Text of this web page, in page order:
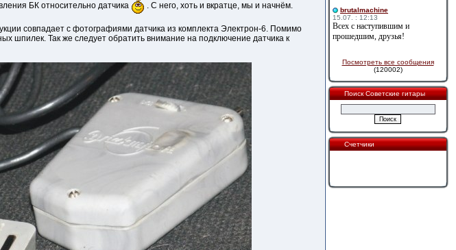
БК относительно датчика
. С него, хоть и вкратце, мы и начнём.
совпадает с фотографиями датчика из комплекта Электрон-6. Помимо
шпилек. Так же следует обратить внимание на подключение датчика к
brutalmachine
15.07. : 12:13
Всех с наступившим и
прошедшим, друзья!
Посмотреть все сообщения
(120002)
Поиск Советские гитары
Счетчики